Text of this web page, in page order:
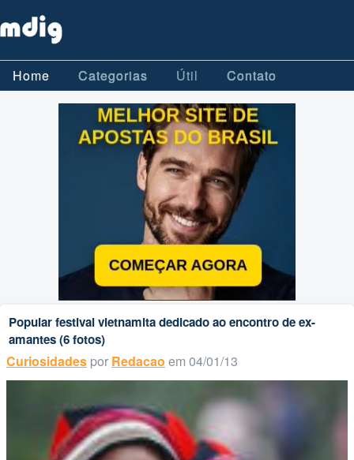
Home Categorias Útil Contato
Popular festival vietnamita dedicado ao encontro de ex-
amantes (6 fotos)
Curiosidades por Redacao em 04/01/13